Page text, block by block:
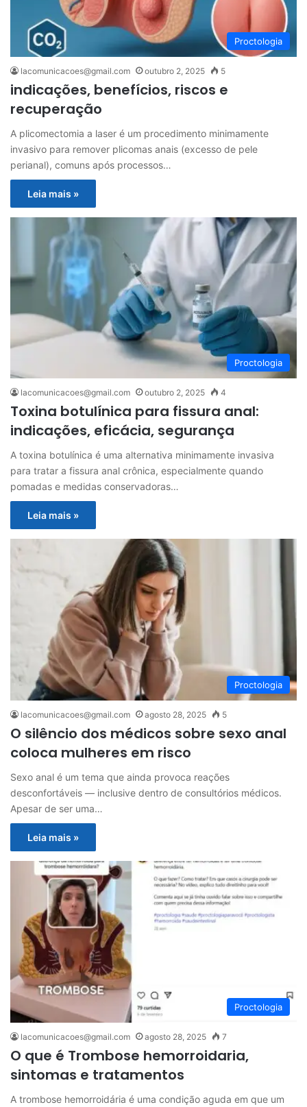
Proctologia
lacomunicacoes@gmail.com outubro 2, 2025 5
indicações, benefícios, riscos e
recuperação
A plicomectomia a laser é um procedimento minimamente
invasivo para remover plicomas anais (excesso de pele
perianal), comuns após processos…
Leia mais »
Proctologia
lacomunicacoes@gmail.com outubro 2, 2025 4
Toxina botulínica para fissura anal:
indicações, eficácia, segurança
A toxina botulínica é uma alternativa minimamente invasiva
para tratar a fissura anal crônica, especialmente quando
pomadas e medidas conservadoras…
Leia mais »
Proctologia
lacomunicacoes@gmail.com agosto 28, 2025 5
O silêncio dos médicos sobre sexo anal
coloca mulheres em risco
Sexo anal é um tema que ainda provoca reações
desconfortáveis — inclusive dentro de consultórios médicos.
Apesar de ser uma…
Leia mais »
Proctologia
lacomunicacoes@gmail.com agosto 28, 2025 7
O que é Trombose hemorroidaria,
sintomas e tratamentos
A trombose hemorroidária é uma condição aguda em que um